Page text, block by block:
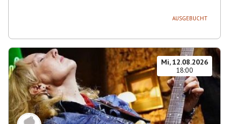
AUSGEBUCHT
Mi, 12.08.2026
18:00